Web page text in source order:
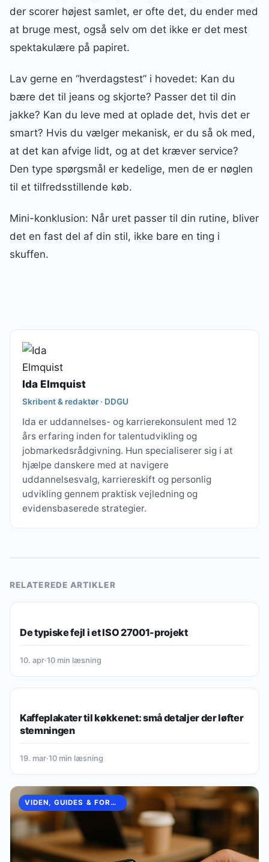
der scorer højest samlet, er ofte det, du ender med
at bruge mest, også selv om det ikke er det mest
spektakulære på papiret.
Lav gerne en “hverdagstest” i hovedet: Kan du
bære det til jeans og skjorte? Passer det til din
jakke? Kan du leve med at oplade det, hvis det er
smart? Hvis du vælger mekanisk, er du så ok med,
at det kan afvige lidt, og at det kræver service?
Den type spørgsmål er kedelige, men de er nøglen
til et tilfredsstillende køb.
Mini-konklusion: Når uret passer til din rutine, bliver
det en fast del af din stil, ikke bare en ting i
skuffen.
Ida Elmquist
Skribent & redaktør · DDGU
Ida er uddannelses- og karrierekonsulent med 12
års erfaring inden for talentudvikling og
jobmarkedsrådgivning. Hun specialiserer sig i at
hjælpe danskere med at navigere
uddannelsesvalg, karriereskift og personlig
udvikling gennem praktisk vejledning og
evidensbaserede strategier.
RELATEREDE ARTIKLER
De typiske fejl i et ISO 27001-projekt
10. apr·10 min læsning
Kaffeplakater til køkkenet: små detaljer der løfter
stemningen
19. mar·10 min læsning
VIDEN, GUIDES & FORKLARINGER